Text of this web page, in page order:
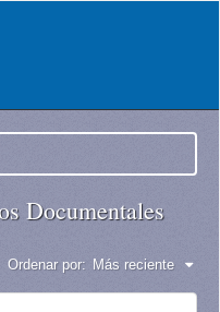
Documentales
Ordenar por: Más reciente